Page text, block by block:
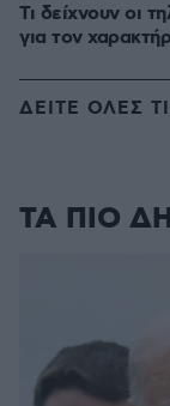
Τι δείχνουν οι
για τον
ΔΕΙΤΕ ΟΛΕΣ
ΤΑ ΠΙΟ